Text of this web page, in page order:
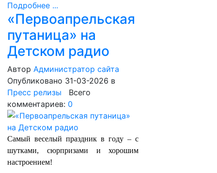
Подробнее ...
«Первоапрельская
путаница» на
Детском радио
Автор Администратор сайта
Опубликовано 31-03-2026 в
Пресс релизы Всего
комментариев: 0
Самый веселый праздник в году – с
шутками, сюрпризами и хорошим
настроением!